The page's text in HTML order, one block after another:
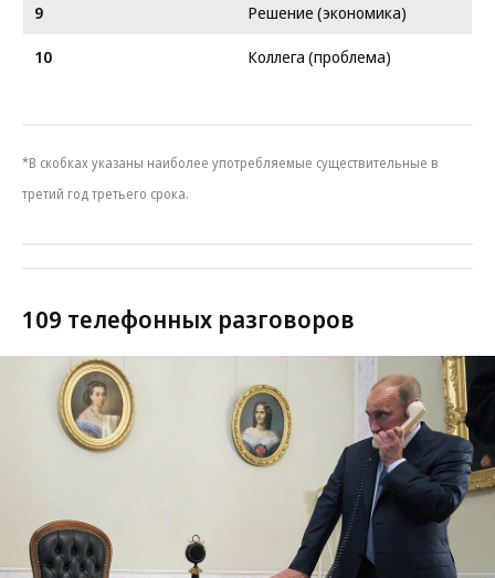
9
Решение (экономика)
10
Коллега (проблема)
*В скобках указаны наиболее употребляемые существительные в
третий год третьего срока.
109 телефонных разговоров